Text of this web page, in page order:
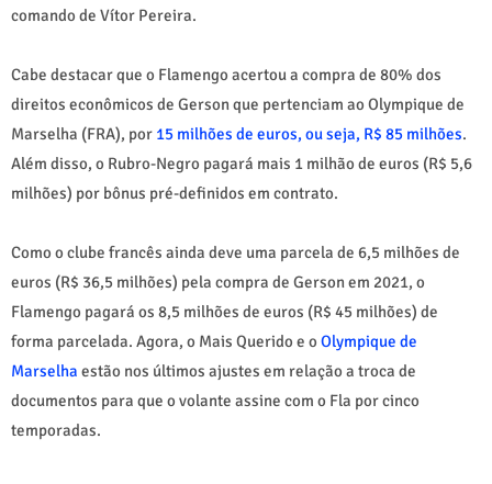
comando de Vítor Pereira.
Cabe destacar que o Flamengo acertou a compra de 80% dos
direitos econômicos de Gerson que pertenciam ao Olympique de
Marselha (FRA), por 15 milhões de euros, ou seja, R$ 85 milhões.
Além disso, o Rubro-Negro pagará mais 1 milhão de euros (R$ 5,6
milhões) por bônus pré-definidos em contrato.
Como o clube francês ainda deve uma parcela de 6,5 milhões de
euros (R$ 36,5 milhões) pela compra de Gerson em 2021, o
Flamengo pagará os 8,5 milhões de euros (R$ 45 milhões) de
forma parcelada. Agora, o Mais Querido e o Olympique de
Marselha estão nos últimos ajustes em relação a troca de
documentos para que o volante assine com o Fla por cinco
temporadas.